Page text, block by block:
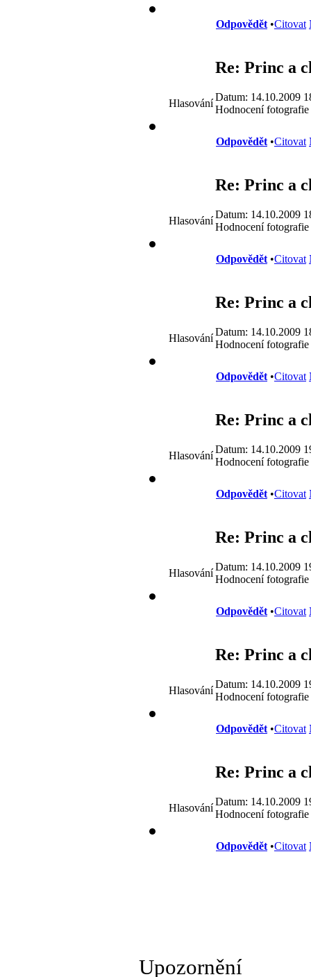
Odpovědět •Citovat
Hlasování
Re: Princ a
Datum: 14.10.2009
Hodnocení
Odpovědět •Citovat
Hlasování
Re: Princ a
Datum: 14.10.2009
Hodnocení
Odpovědět •Citovat
Hlasování
Re: Princ a
Datum: 14.10.2009
Hodnocení
Odpovědět •Citovat
Hlasování
Re: Princ a
Datum: 14.10.2009
Hodnocení
Odpovědět •Citovat
Hlasování
Re: Princ a
Datum: 14.10.2009
Hodnocení
Odpovědět •Citovat
Hlasování
Re: Princ a
Datum: 14.10.2009
Hodnocení
Odpovědět •Citovat
Hlasování
Re: Princ a
Datum: 14.10.2009
Hodnocení
Odpovědět •Citovat
Upozornění